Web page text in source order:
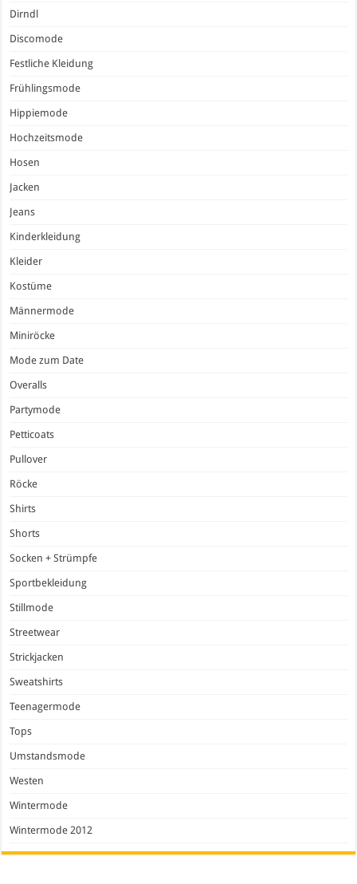
Dirndl
Discomode
Festliche Kleidung
Frühlingsmode
Hippiemode
Hochzeitsmode
Hosen
Jacken
Jeans
Kinderkleidung
Kleider
Kostüme
Männermode
Miniröcke
Mode zum Date
Overalls
Partymode
Petticoats
Pullover
Röcke
Shirts
Shorts
Socken + Strümpfe
Sportbekleidung
Stillmode
Streetwear
Strickjacken
Sweatshirts
Teenagermode
Tops
Umstandsmode
Westen
Wintermode
Wintermode 2012